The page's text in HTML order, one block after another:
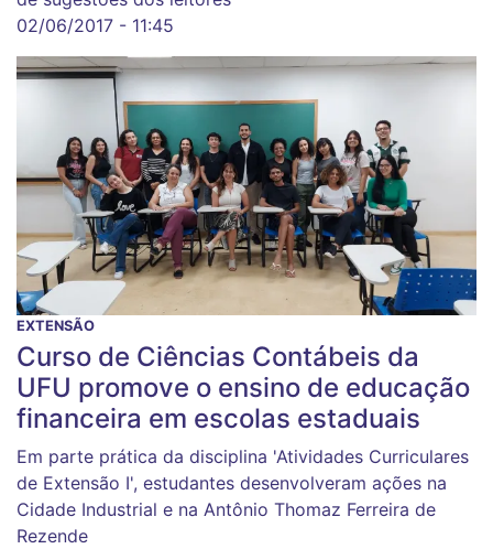
02/06/2017 - 11:45
EXTENSÃO
Curso de Ciências Contábeis da
UFU promove o ensino de educação
financeira em escolas estaduais
Em parte prática da disciplina 'Atividades Curriculares
de Extensão I', estudantes desenvolveram ações na
Cidade Industrial e na Antônio Thomaz Ferreira de
Rezende